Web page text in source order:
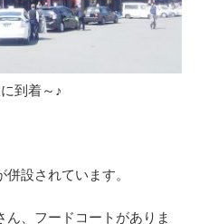
到着～♪
設されています。
、フードコートがありま